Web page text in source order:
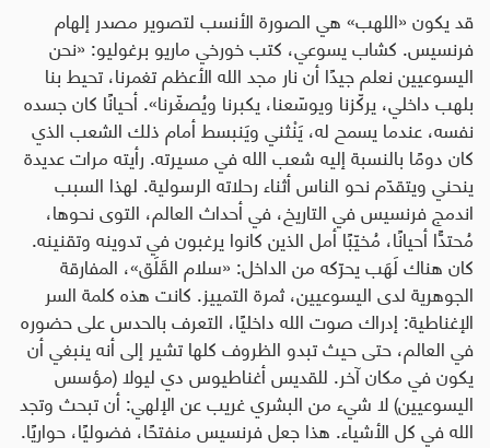
قد يكون «اللهب» هي الصورة الأنسب لتصوير مصدر إلهام
فرنسيس. كشاب يسوعي، كتب خورخي ماريو برغوليو: «نحن
اليسوعيين نعلم جيدًا أن نار مجد الله الأعظم تغمرنا، تحيط بنا
بلهب داخلي، يركّزنا ويوسّعنا، يكبرنا ويُصغّرنا». أحيانًا كان جسده
نفسه، عندما يسمح له، يَنْثني ويَنبسط أمام ذلك الشعب الذي
كان دومًا بالنسبة إليه شعب الله في مسيرته. رأيته مرات عديدة
ينحني ويتقدّم نحو الناس أثناء رحلاته الرسولية. لهذا السبب
اندمج فرنسيس في التاريخ، في أحداث العالم، التوى نحوها،
مُحتدًّا أحيانًا، مُخيّبًا أمل الذين كانوا يرغبون في تدوينه وتقنينه.
كان هناك لَهَب يحرّكه من الداخل: «سلام القَلَق»، المفارقة
الجوهرية لدى اليسوعيين، ثمرة التمييز. كانت هذه كلمة السر
الإغناطية: إدراك صوت الله داخليًا، التعرف بالحدس على حضوره
في العالم، حتى حيث تبدو الظروف كلها تشير إلى أنه ينبغي أن
يكون في مكان آخر. للقديس أغناطيوس دي ليولا (مؤسس
اليسوعيين) لا شيء من البشري غريب عن الإلهي: أن تبحث وتجد
الله في كل الأشياء. هذا جعل فرنسيس منفتحًا، فضوليًا، حواريًا.